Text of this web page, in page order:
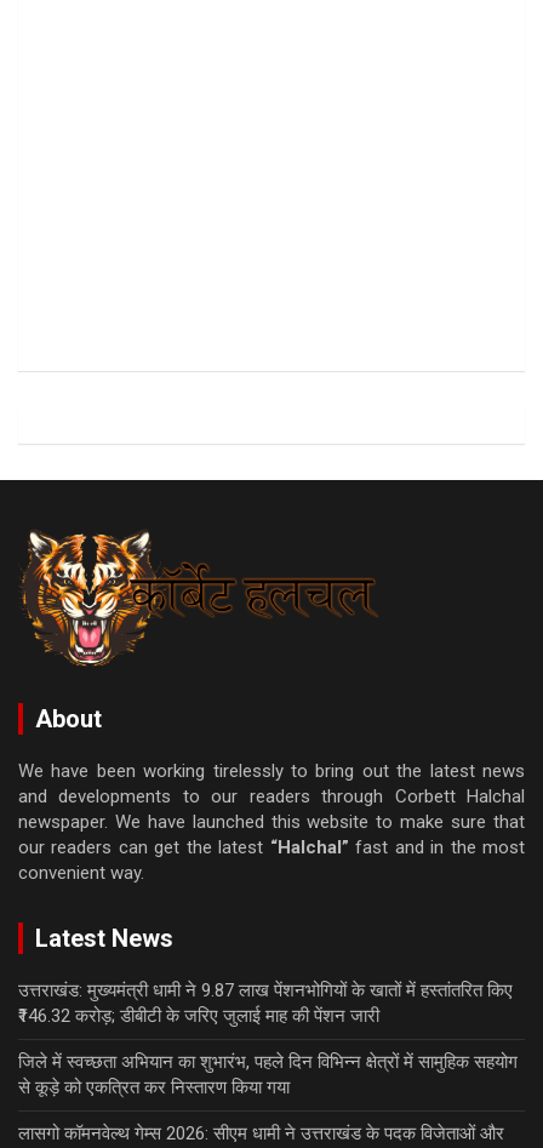
About
We have been working tirelessly to bring out the latest news
and developments to our readers through Corbett Halchal
newspaper. We have launched this website to make sure that
our readers can get the latest “Halchal” fast and in the most
convenient way.
Latest News
उत्तराखंड: मुख्यमंत्री धामी ने 9.87 लाख पेंशनभोगियों के खातों में हस्तांतरित किए
₹146.32 करोड़; डीबीटी के जरिए जुलाई माह की पेंशन जारी
जिले में स्वच्छता अभियान का शुभारंभ, पहले दिन विभिन्न क्षेत्रों में सामुहिक सहयोग
से कूड़े को एकत्रित कर निस्तारण किया गया
लासगो कॉमनवेल्थ गेम्स 2026: सीएम धामी ने उत्तराखंड के पदक विजेताओं और